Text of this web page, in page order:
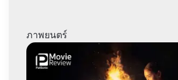
ภาพยนตร์